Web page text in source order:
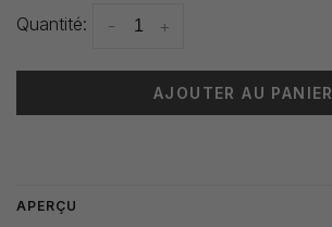
Quantité: +
-
AJOUTER AU PANIER
APERÇU